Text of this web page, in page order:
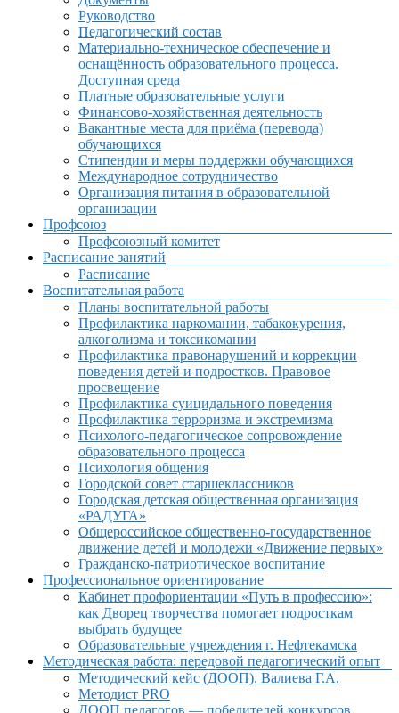
Руководство
Педагогический состав
Материально-техническое обеспечение и
оснащённость образовательного процесса.
Доступная среда
Платные образовательные услуги
Финансово-хозяйственная деятельность
Вакантные места для приёма (перевода)
обучающихся
Стипендии и меры поддержки обучающихся
Международное сотрудничество
Организация питания в образовательной
организации
Профсоюз
Профсоюзный комитет
Расписание занятий
Расписание
Воспитательная работа
Планы воспитательной работы
Профилактика наркомании, табакокурения,
алкоголизма и токсикомании
Профилактика правонарушений и коррекции
поведения детей и подростков. Правовое
просвещение
Профилактика суицидального поведения
Профилактика терроризма и экстремизма
Психолого-педагогическое сопровождение
образовательного процесса
Психология общения
Городской совет старшеклассников
Городская детская общественная организация
«РАДУГА»
Общероссийское общественно-государственное
движение детей и молодежи «Движение первых»
Гражданско-патриотическое воспитание
Профессиональное ориентирование
Кабинет профориентации «Путь в профессию»:
как Дворец творчества помогает подросткам
выбрать будущее
Образовательные учреждения г. Нефтекамска
Методическая работа: передовой педагогический опыт
Методический кейс (ДООП). Валиева Г.А.
Методист PRO